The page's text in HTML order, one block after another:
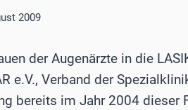
2009
der Augenärzte in die
e.V., Verband der
bereits im Jahr 2004 dieser